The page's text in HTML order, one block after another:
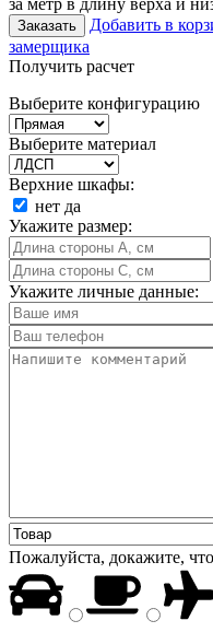
Заказать Добавить в
замерщика
Получить расчет
Выберите конфигурацию
Выберите материал
Верхние шкафы:
нет да
Укажите размер:
Укажите личные данные:
Пожалуйста, докажите,